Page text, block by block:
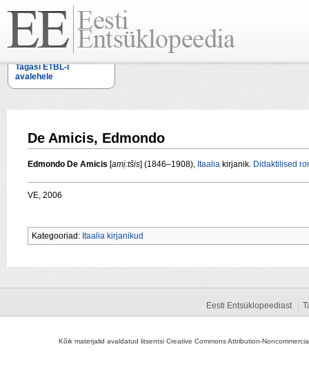
Tagasi ETBL-i
avalehele
De Amicis, Edmondo
Edmondo De Amicis [amị:tšis] (1846–1908), Itaalia kirjanik. Didaktilised
VE, 2006
Kategooriad: Itaalia kirjanikud
Eesti Entsüklopeediast
Kõik materjalid avaldatud litsentsi Creative Commons Attribution-